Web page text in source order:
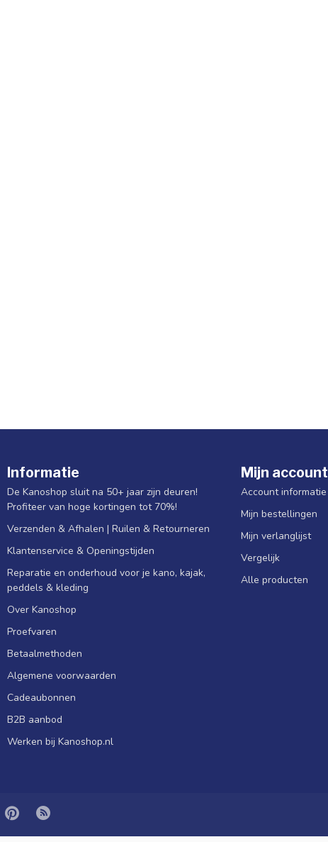
Informatie
De Kanoshop sluit na 50+ jaar zijn deuren!
Profiteer van hoge kortingen tot 70%!
Verzenden & Afhalen | Ruilen & Retourneren
Klantenservice & Openingstijden
Reparatie en onderhoud voor je kano, kajak,
peddels & kleding
Over Kanoshop
Proefvaren
Betaalmethoden
Algemene voorwaarden
Cadeaubonnen
B2B aanbod
Werken bij Kanoshop.nl
Mijn account
Account informatie
Mijn bestellingen
Mijn verlanglijst
Vergelijk
Alle producten